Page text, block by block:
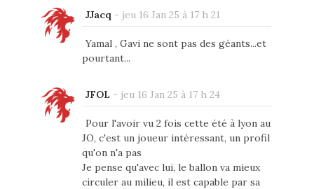
JJacq - jeu 16 Jan 25 à 17 h 21
Yamal , Gavi ne sont pas des géants...et
pourtant...
JFOL - jeu 16 Jan 25 à 17 h 24
Pour l'avoir vu 2 fois cette été à lyon au
JO, c'est un joueur intéressant, un profil
qu'on n'a pas
Je pense qu'avec lui, le ballon va mieux
circuler au milieu, il est capable par sa